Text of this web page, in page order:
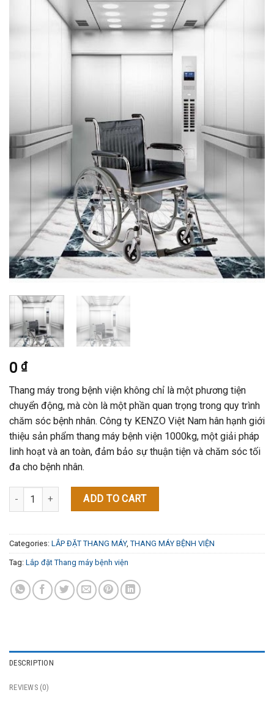
0 ₫
Thang máy trong bệnh viện không chỉ là một phương tiện
chuyển động, mà còn là một phần quan trọng trong quy trình
chăm sóc bệnh nhân. Công ty KENZO Việt Nam hân hạnh giới
thiệu sản phẩm thang máy bệnh viện 1000kg, một giải pháp
linh hoạt và an toàn, đảm bảo sự thuận tiện và chăm sóc tối
đa cho bệnh nhân.
Thang Máy Bệnh Viện 1000Kg quantity
ADD TO CART
Categories: LẮP ĐẶT THANG MÁY, THANG MÁY BỆNH VIỆN
Tag: Lắp đặt Thang máy bệnh viện
DESCRIPTION
REVIEWS (0)